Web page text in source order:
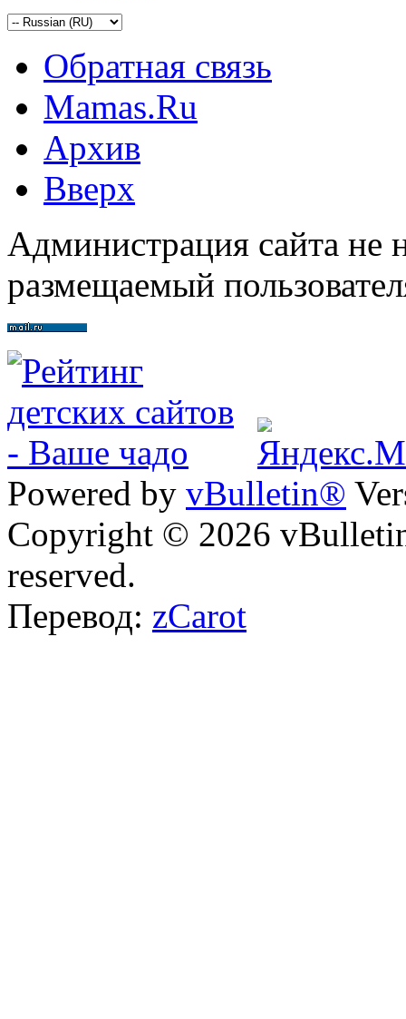
Обратная связь
Mamas.Ru
Архив
Вверх
Администрация сайта не
размещаемый
Powered by vBulletin®
Copyright © 2026
reserved.
Перевод: zCarot